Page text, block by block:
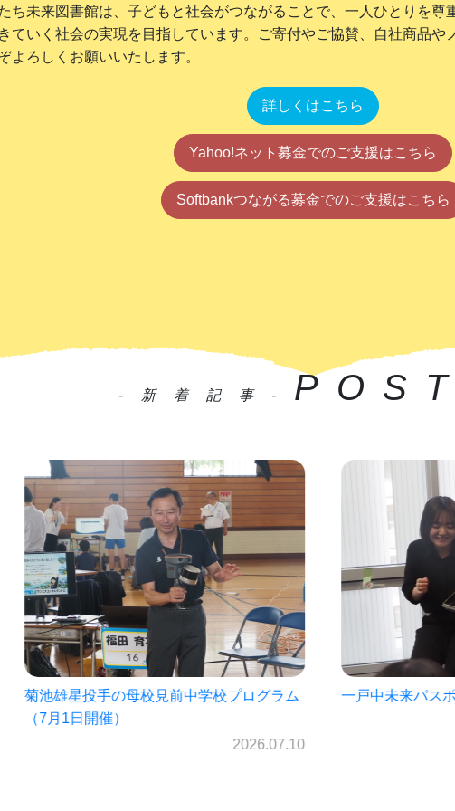
ち未来図書館は、子どもと社会がつながることで、一人ひとりを尊
ていく社会の実現を目指しています。ご寄付やご協賛、自社商品や
よろしくお願いいたします。
詳しくはこちら
Yahoo!ネット募金でのご支援はこちら
Softbankつながる募金でのご支援はこちら
-新着記事-
中学校プログラム
一戸中未来パスポート2026!!